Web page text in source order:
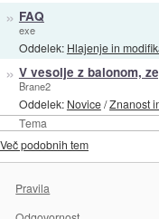
Tema
» FAQ
exe
Oddelek: Hlajenje in
» V vesolje z balonom,
Brane2
Oddelek: Novice/Znanost
Več podobnih tem
Pravila